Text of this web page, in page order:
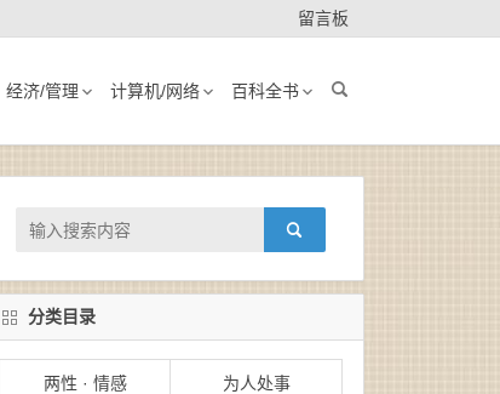
留言板
经济/管理 计算机/网络 百科全书
分类目录
两性 · 情感 为人处事